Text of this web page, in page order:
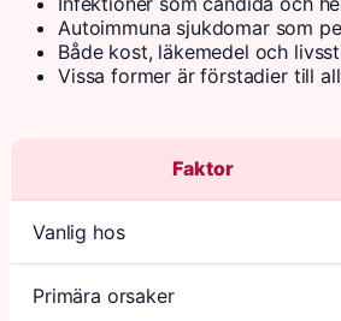
Autoimmuna sjukdomar som
Både kost, läkemedel och
Vissa former är förstadier till
Faktor
Vanlig hos
Primära orsaker